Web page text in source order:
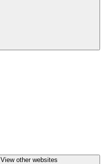
View other websites